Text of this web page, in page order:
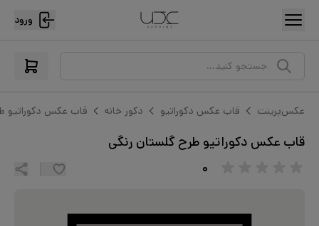
ورود
جستجو کنید...
عکس‌پرینت قاب عکس دکوراتیو دکور خانه قاب عکس دکوراتیو
قاب عکس دکوراتیو طرح گلستان رنگی
۰